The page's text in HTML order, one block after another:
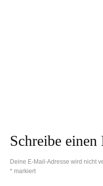
Schreibe
Deine E-Mail-Adresse wird nicht
* markiert